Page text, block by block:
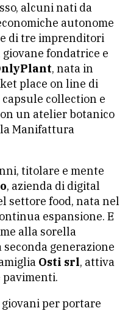
alcuni nati da
autonome
di tre imprenditori
giovane fondatrice e
, nata in
place on line di
collection e
un atelier botanico
Manifattura
titolare e mente
, azienda di digital
settore food, nata nel
espansione. E
alla sorella
generazione
Osti srl, attiva
pavimenti.
per portare